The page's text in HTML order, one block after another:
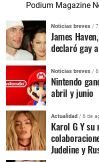
Podium Magazine
Noticias breves /
James
declaró gay
Noticias breves /
Nintendo
abril y junio
Actualidad / 6 de
Karol G Y
Judeline y